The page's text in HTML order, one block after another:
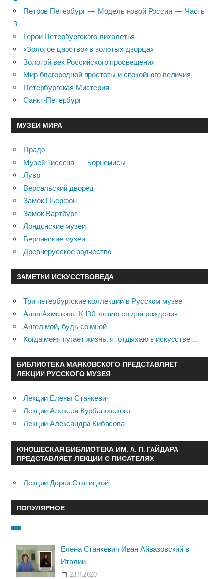
Петров Петербург — Модель новой России — Часть
3
Герои Петербургского лихолетья
«Золотое царство» в золотых дворцах
Золотой век Российского просвещения
Мир благородной простоты и спокойного величия
Петербургская Мистерия
Санкт-Петербург
МУЗЕИ МИРА
Прадо
Музей Тиссена — Борнемисы
Лувр
Версальский дворец
Замок Пьерфон
Замок Вартбург
Лондонские музеи
Берлинские музеи
Древнерусское зодчество
ЗАМЕТКИ ИСКУССТВОВЕДА
Три петербургские коллекции в Русском музее
Анна Ахматова. К 130-летию со дня рождения
Ангел мой, будь со мной
Когда меня пугает жизнь, я отдыхаю в искусстве …
БИБЛИОТЕКА МАЯКОВСКОГО ПРЕДСТАВЛЯЕТ
ЛЕКЦИИ РУССКОГО МУЗЕЯ
Лекции Елены Станкевич
Лекции Алексея Курбановского
Лекции Александра Кибасова
ЮНОШЕСКАЯ БИБЛИОТЕКА ИМ. А. П. ГАЙДАРА
ПРЕДСТАВЛЯЕТ ЛЕКЦИИ О ПИСАТЕЛЯХ
Лекции Дарьи Ставицкой
ПОПУЛЯРНОЕ
Елена Станкевич Иван Айвазовский в
Италии
23.11.2020